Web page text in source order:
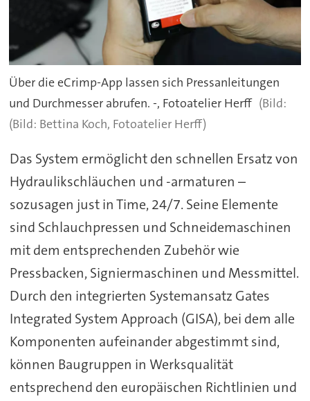
Über die eCrimp-App lassen sich Pressanleitungen
und Durchmesser abrufen. -, Fotoatelier Herff
(Bild: Bettina Koch, Fotoatelier Herff)
Das System ermöglicht den schnellen Ersatz von
Hydraulikschläuchen und -armaturen –
sozusagen just in Time, 24/7. Seine Elemente
sind Schlauchpressen und Schneidemaschinen
mit dem entsprechenden Zubehör wie
Pressbacken, Signiermaschinen und Messmittel.
Durch den integrierten Systemansatz Gates
Integrated System Approach (GISA), bei dem alle
Komponenten aufeinander abgestimmt sind,
können Baugruppen in Werksqualität
entsprechend den europäischen Richtlinien und